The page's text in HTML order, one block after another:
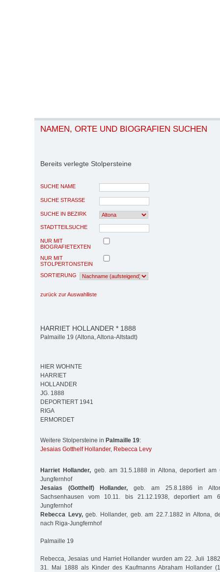
NAMEN, ORTE UND BIOGRAFIEN SUCHEN
Bereits verlegte Stolpersteine
SUCHE NAME
SUCHE STRASSE
SUCHE IN BEZIRK
STADTTEILSUCHE
NUR MIT
BIOGRAFIETEXTEN
NUR MIT
STOLPERTONSTEIN
SORTIERUNG
zurück zur Auswahlliste
HARRIET HOLLANDER * 1888
Palmaille 19 (Altona, Altona-Altstadt)
HIER WOHNTE
HARRIET
HOLLANDER
JG. 1888
DEPORTIERT 1941
RIGA
ERMORDET
Weitere Stolpersteine in Palmaille 19:
Jesaias Gotthelf Hollander, Rebecca Levy
Harriet Hollander, geb. am 31.5.1888 in Altona, deportiert am
Jungfernhof
Jesaias (Gotthelf) Hollander, geb. am 25.8.1886 in
Sachsenhausen vom 10.11. bis 21.12.1938, deportiert am
Jungfernhof
Rebecca Levy,geb. Hollander, geb. am 22.7.1882 in Altona,
nach Riga-Jungfernhof
Palmaille 19
Rebecca, Jesaias und Harriet Hollander wurden am 22. Juli
31. Mai 1888 als Kinder des Kaufmanns Abraham Hollander